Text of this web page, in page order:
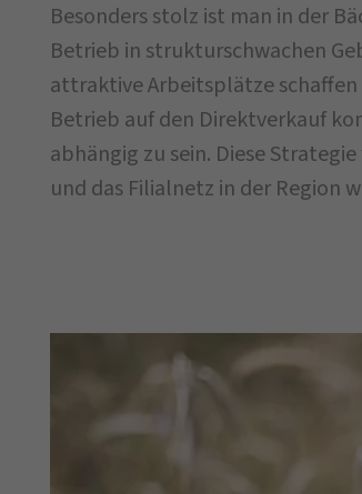
Besonders stolz ist man in der
Betrieb in strukturschwachen
attraktive Arbeitsplätze
Betrieb auf den Direktverkauf
abhängig zu sein. Diese
und das Filialnetz in der Region